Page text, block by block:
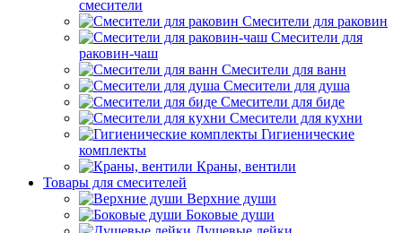
смесители
Смесители для раковин
Смесители для
раковин-чаш
Смесители для ванн
Смесители для душа
Смесители для биде
Смесители для кухни
Гигиенические
комплекты
Краны, вентили
Товары для смесителей
Верхние души
Боковые души